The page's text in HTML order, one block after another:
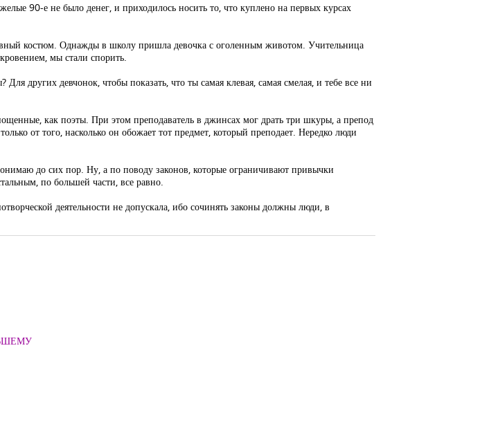
90-е не было денег, и приходилось носить то, что куплено на первых курсах
костюм. Однажды в школу пришла девочка с оголенным животом. Учительница
мы стали спорить.
других девчонок, чтобы показать, что ты самая клевая, самая смелая, и тебе все ни
как поэты. При этом преподаватель в джинсах мог драть три шкуры, а препод
от того, насколько он обожает тот предмет, который преподает. Нередко люди
до сих пор. Ну, а по поводу законов, которые ограничивают привычки
по большей части, все равно.
деятельности не допускала, ибо сочинять законы должны люди, в